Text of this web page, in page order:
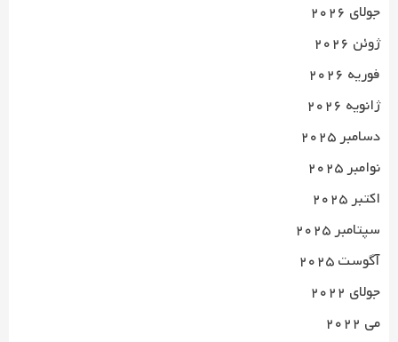
جولای 2026
ژوئن 2026
فوریه 2026
ژانویه 2026
دسامبر 2025
نوامبر 2025
اکتبر 2025
سپتامبر 2025
آگوست 2025
جولای 2022
می 2022